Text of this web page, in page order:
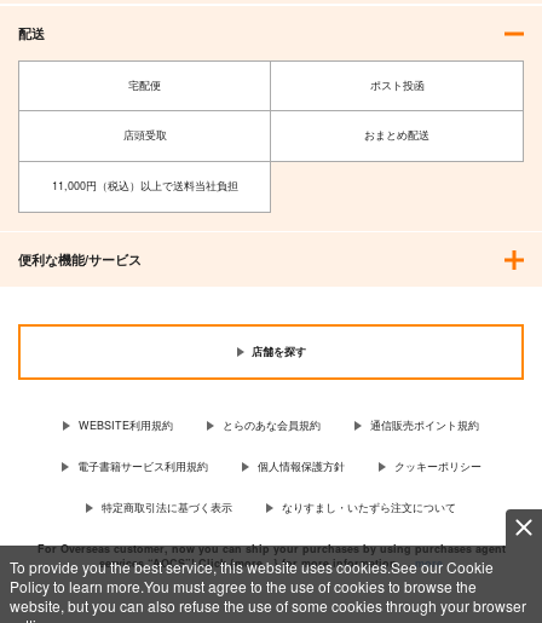
To provide you the best service, this website uses cookies.See our Cookie
Policy to learn more.You must agree to the use of cookies to browse the
website, but you can also refuse the use of some cookies through your browser
配送
宅配便 ポスト投函
店頭受取 おまとめ配送
11,000円（税込）以上で送料当社負担
便利な機能/サービス
店舗を探す
WEBSITE利用規約 とらのあな会員規約 通信販売ポイント規約
電子書籍サービス利用規約 個人情報保護方針 クッキーポリシー
特定商取引法に基づく表示 なりすまし・いたずら注文について
For Overseas customer, now you can ship your purchases by using purchases agent
services “AOCS”! Click {more…} for more information …more